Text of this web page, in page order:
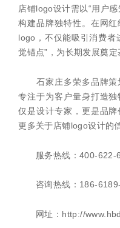
店铺logo设计需以“用户
构建品牌独特性。在网
logo，不仅能吸引消费者
觉锚点”，为长期发展奠定
石家庄多荣多品牌策
专注于为客户量身打造
仅是设计专家，更是品
更多关于店铺logo设计的
服务热线：400-622-
咨询热线：186-6189-
网址：http://